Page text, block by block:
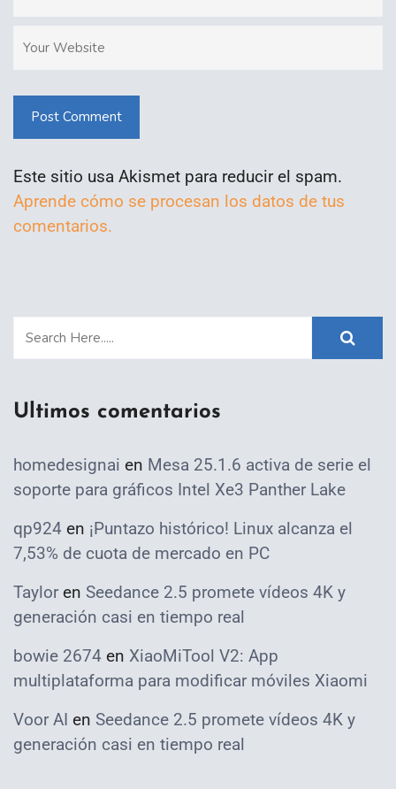
Post Comment
Este sitio usa Akismet para reducir el spam.
Aprende cómo se procesan los datos de tus
comentarios.
Ultimos comentarios
homedesignai en Mesa 25.1.6 activa de serie el
soporte para gráficos Intel Xe3 Panther Lake
qp924 en ¡Puntazo histórico! Linux alcanza el
7,53% de cuota de mercado en PC
Taylor en Seedance 2.5 promete vídeos 4K y
generación casi en tiempo real
bowie 2674 en XiaoMiTool V2: App
multiplataforma para modificar móviles Xiaomi
Voor AI en Seedance 2.5 promete vídeos 4K y
generación casi en tiempo real